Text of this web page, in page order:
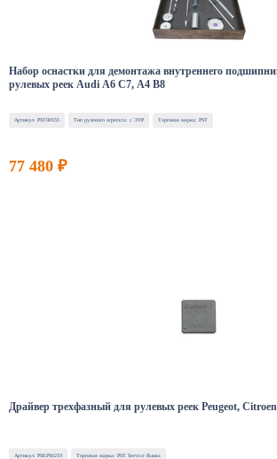
Набор оснастки для демонтажа внутреннего
рулевых реек Audi A6 C7, A4 B8
Артикул: PST00555 Тип рулевого агрегата: с ЭУР Торговая марка: PST
77 480 ₽
Драйвер трехфазный для рулевых реек Peugeot,
Артикул: PSEPS0219 Торговая марка: PST Service Russia